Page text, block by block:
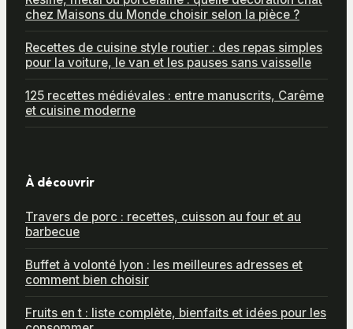
chez Maisons du Monde choisir selon la pièce ?
Recettes de cuisine style routier : des repas simples
pour la voiture, le van et les pauses sans vaisselle
125 recettes médiévales : entre manuscrits, Carême
et cuisine moderne
À découvrir
Travers de porc : recettes, cuisson au four et au
barbecue
Buffet à volonté lyon : les meilleures adresses et
comment bien choisir
Fruits en t : liste complète, bienfaits et idées pour les